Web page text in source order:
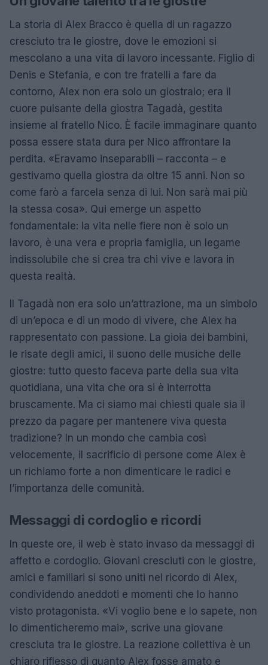
La storia di Alex Bracco è quella di un ragazzo
cresciuto tra le giostre, dove le emozioni si
mescolano a una vita di lavoro incessante. Figlio di
Denis e Stefania, e con tre fratelli a fare da
contorno, Alex non era solo un giostraio; era il
cuore pulsante della giostra Tagadà, gestita
insieme al fratello Nico. È facile immaginare quanto
possa essere stata dura per Nico affrontare la
perdita. «Eravamo inseparabili – racconta – e
gestivamo quella giostra da oltre 15 anni. Non so
come farò a farcela senza di lui. Non sarà mai più
la stessa cosa». Qui emerge un aspetto
fondamentale: la vita nelle fiere non è solo un
lavoro, è una vera e propria famiglia, un legame
indissolubile che si crea tra chi vive e lavora in
questa realtà.
Il Tagadà non era solo un’attrazione, ma un simbolo
di un’epoca e di un modo di vivere, che Alex ha
rappresentato con passione. La gioia dei bambini,
le risate degli amici, il suono delle musiche delle
giostre: tutto questo faceva parte della sua vita
quotidiana, una vita che ora si è interrotta
bruscamente. Ma ci siamo mai chiesti quale sia il
prezzo da pagare per mantenere viva questa
tradizione? In un mondo che cambia così
velocemente, il sacrificio di persone come Alex è
un richiamo forte a non dimenticare le radici e
l’importanza delle comunità.
Messaggi di cordoglio e ricordi
In queste ore, il web è stato invaso da messaggi di
affetto e cordoglio. Giovani cresciuti con le giostre,
amici e familiari si sono uniti nel ricordo di Alex,
condividendo aneddoti e momenti che lo hanno
visto protagonista. «Vi voglio bene e lo sapete, non
lo dimenticheremo mai», scrive una giovane
cresciuta tra le giostre. La reazione collettiva è un
chiaro riflesso di quanto Alex fosse amato e